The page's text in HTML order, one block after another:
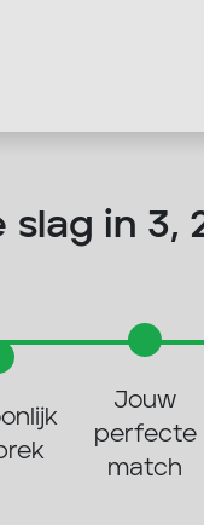
in 3,
Jouw
perfecte
match